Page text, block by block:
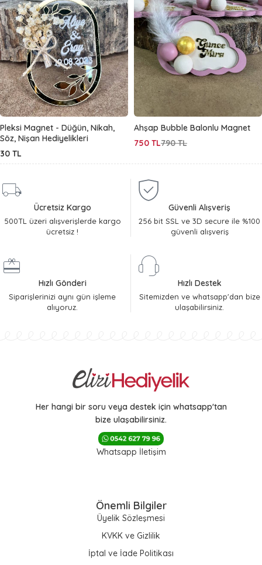
Pleksi Magnet - Düğün, Nikah,
Söz, Nişan Hediyelikleri
30 TL
Ahşap Bubble Balonlu Magnet
790TL
750 TL
Ücretsiz Kargo
500TL üzeri alışverişlerde kargo
ücretsiz !
Güvenli Alışveriş
256 bit SSL ve 3D secure ile %100
güvenli alışveriş
Hızlı Gönderi
Siparişlerinizi aynı gün işleme
alıyoruz.
Hızlı Destek
Sitemizden ve whatsapp'dan bize
ulaşabilirsiniz.
Her hangi bir soru veya destek için whatsapp'tan
bize ulaşabilirsiniz.
Whatsapp İletişim
Önemli Bilgiler
Üyelik Sözleşmesi
KVKK ve Gizlilik
İptal ve İade Politikası